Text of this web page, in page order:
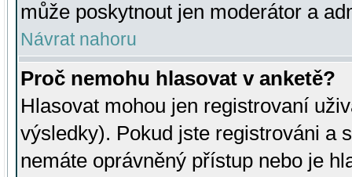
může poskytnout jen moderátor a
Návrat nahoru
Proč nemohu hlasovat v anketě?
Hlasovat mohou jen registrovaní
výsledky). Pokud jste registrováni a
nemáte oprávněný přístup nebo je